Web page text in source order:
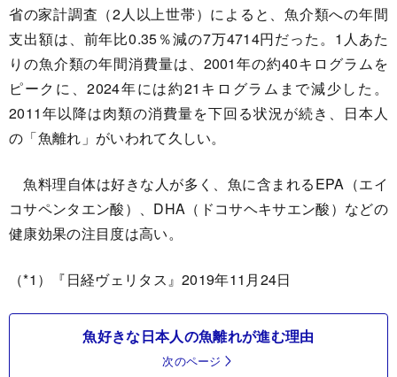
省の家計調査（2人以上世帯）によると、魚介類への年間
支出額は、前年比0.35％減の7万4714円だった。1人あた
りの魚介類の年間消費量は、2001年の約40キログラムを
ピークに、2024年には約21キログラムまで減少した。
2011年以降は肉類の消費量を下回る状況が続き、日本人
の「魚離れ」がいわれて久しい。
魚料理自体は好きな人が多く、魚に含まれるEPA（エイ
コサペンタエン酸）、DHA（ドコサヘキサエン酸）などの
健康効果の注目度は高い。
（*1）『日経ヴェリタス』2019年11月24日
魚好きな日本人の魚離れが進む理由
次のページ